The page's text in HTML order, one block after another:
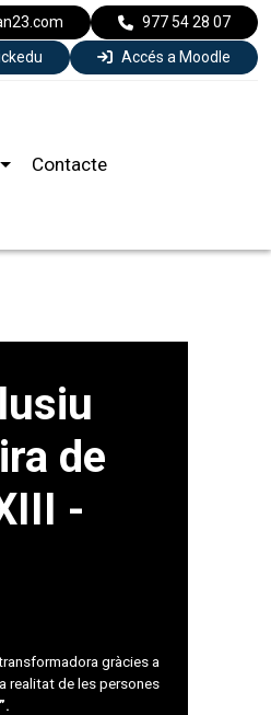
977 54 28 07
Accés a Moodle
Contacte
de
-
gràcies a
realitat de les persones